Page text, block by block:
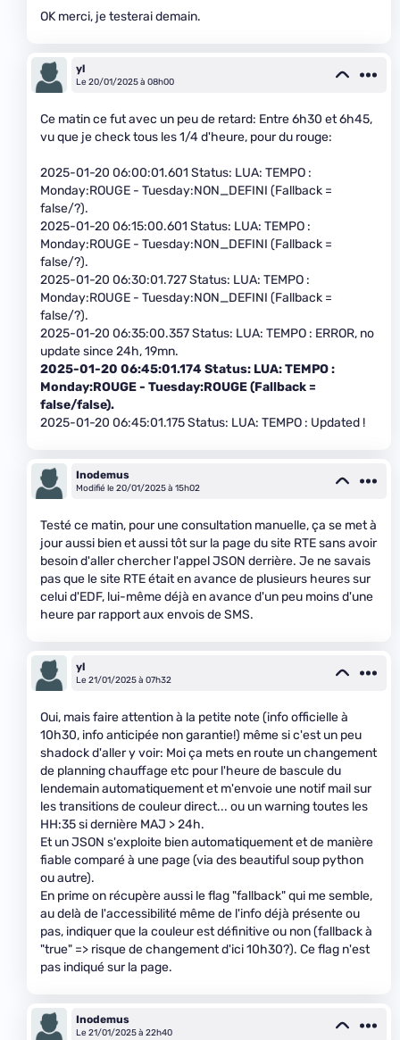
OK merci, je testerai demain.
yl
Le 20/01/2025 à 08h00
Ce matin ce fut avec un peu de retard: Entre 6h30 et 6h45,
vu que je check tous les 1/4 d'heure, pour du rouge:
2025-01-20 06:00:01.601 Status: LUA: TEMPO :
Monday:ROUGE - Tuesday:NON_DEFINI (Fallback =
false/?).
2025-01-20 06:15:00.601 Status: LUA: TEMPO :
Monday:ROUGE - Tuesday:NON_DEFINI (Fallback =
false/?).
2025-01-20 06:30:01.727 Status: LUA: TEMPO :
Monday:ROUGE - Tuesday:NON_DEFINI (Fallback =
false/?).
2025-01-20 06:35:00.357 Status: LUA: TEMPO : ERROR, no
update since 24h, 19mn.
2025-01-20 06:45:01.174 Status: LUA: TEMPO :
Monday:ROUGE - Tuesday:ROUGE (Fallback =
false/false).
2025-01-20 06:45:01.175 Status: LUA: TEMPO : Updated !
Inodemus
Modifié le 20/01/2025 à 15h02
Testé ce matin, pour une consultation manuelle, ça se met à
jour aussi bien et aussi tôt sur la page du site RTE sans avoir
besoin d'aller chercher l'appel JSON derrière. Je ne savais
pas que le site RTE était en avance de plusieurs heures sur
celui d'EDF, lui-même déjà en avance d'un peu moins d'une
heure par rapport aux envois de SMS.
yl
Le 21/01/2025 à 07h32
Oui, mais faire attention à la petite note (info officielle à
10h30, info anticipée non garantie!) même si c'est un peu
shadock d'aller y voir: Moi ça mets en route un changement
de planning chauffage etc pour l'heure de bascule du
lendemain automatiquement et m'envoie une notif mail sur
les transitions de couleur direct... ou un warning toutes les
HH:35 si dernière MAJ > 24h.
Et un JSON s'exploite bien automatiquement et de manière
fiable comparé à une page (via des beautiful soup python
ou autre).
En prime on récupère aussi le flag "fallback" qui me semble,
au delà de l'accessibilité même de l'info déjà présente ou
pas, indiquer que la couleur est définitive ou non (fallback à
"true" => risque de changement d'ici 10h30?). Ce flag n'est
pas indiqué sur la page.
Inodemus
Le 21/01/2025 à 22h40